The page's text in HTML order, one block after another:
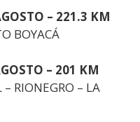
– 221.3 KM
BOYACÁ
– 201 KM
– RIONEGRO – LA